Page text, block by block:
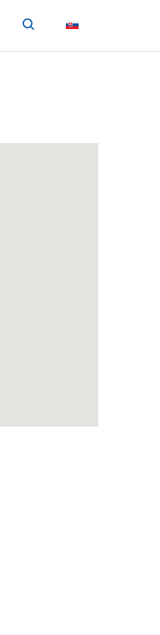
Vyhľadávanie